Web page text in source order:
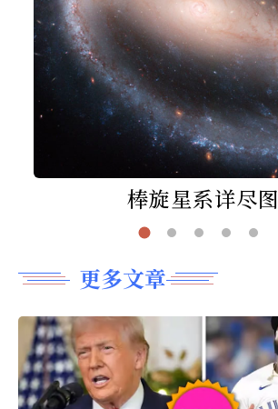
棒旋星系详尽图
更多文章